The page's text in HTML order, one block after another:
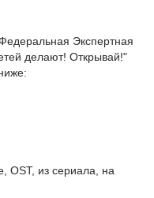
Экспертная
делают! Открывай!"
OST, из сериала, на